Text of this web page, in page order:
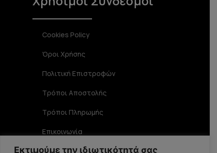
Εκτιμούμε την ιδιωτικότητά σας
Cookies Policy
Όροι Χρήσης
Πολιτική Επιστροφών
Τρόποι Αποστολής
Τρόποι Πληρωμής
Επικοινωνία